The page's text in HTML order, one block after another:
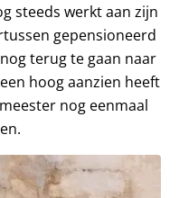
steeds werkt aan zijn
gepensioneerd
terug te gaan naar
hoog aanzien heeft
nog eenmaal